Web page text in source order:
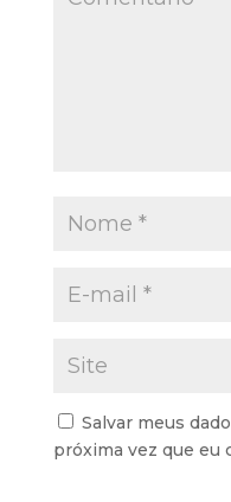
Salvar meus
próxima vez que eu